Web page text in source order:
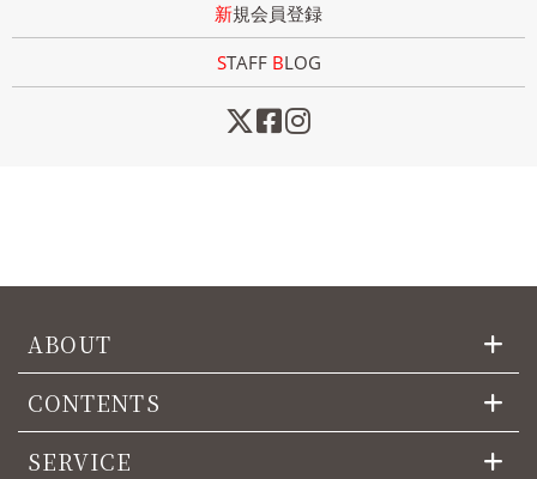
新規会員登録
STAFF BLOG
ABOUT
CONTENTS
SERVICE